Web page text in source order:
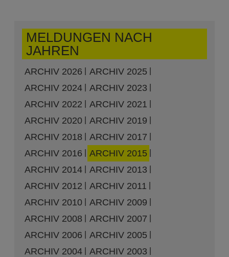
MELDUNGEN NACH
JAHREN
ARCHIV 2026
ARCHIV 2025
ARCHIV 2024
ARCHIV 2023
ARCHIV 2022
ARCHIV 2021
ARCHIV 2020
ARCHIV 2019
ARCHIV 2018
ARCHIV 2017
ARCHIV 2016
ARCHIV 2015
ARCHIV 2014
ARCHIV 2013
ARCHIV 2012
ARCHIV 2011
ARCHIV 2010
ARCHIV 2009
ARCHIV 2008
ARCHIV 2007
ARCHIV 2006
ARCHIV 2005
ARCHIV 2004
ARCHIV 2003